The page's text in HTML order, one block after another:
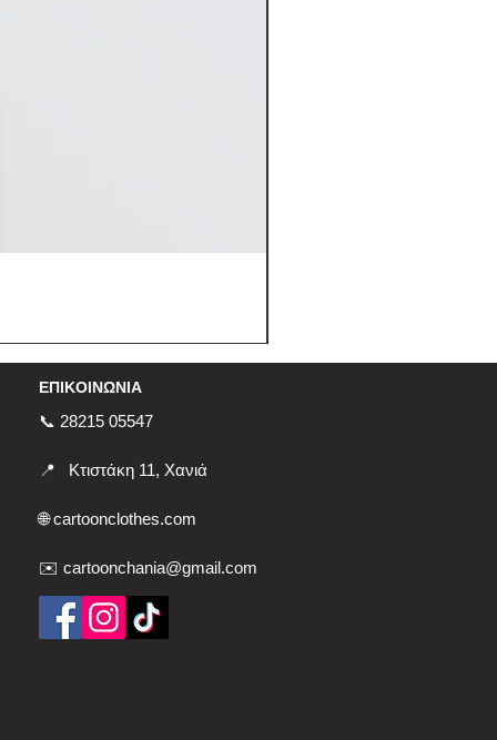
ΕΠΙΚΟΙΝΩΝΙΑ
📞 28215 05547
📍 Κτιστάκη 11, Χανιά
🌐cartoonclothes.com
✉️ cartoonchania@gmail.com